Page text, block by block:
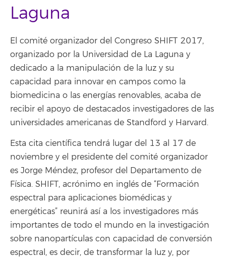
Laguna
El comité organizador del Congreso SHIFT 2017,
organizado por la Universidad de La Laguna y
dedicado a la manipulación de la luz y su
capacidad para innovar en campos como la
biomedicina o las energías renovables, acaba de
recibir el apoyo de destacados investigadores de las
universidades americanas de Standford y Harvard.
Esta cita científica tendrá lugar del 13 al 17 de
noviembre y el presidente del comité organizador
es Jorge Méndez, profesor del Departamento de
Física. SHIFT, acrónimo en inglés de “Formación
espectral para aplicaciones biomédicas y
energéticas” reunirá así a los investigadores más
importantes de todo el mundo en la investigación
sobre nanopartículas con capacidad de conversión
espectral, es decir, de transformar la luz y, por